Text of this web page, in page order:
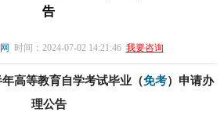
告
时间：2024-07-02 14:21:46 我要咨询
高等教育自学考试毕业（免考）申请办
理公告